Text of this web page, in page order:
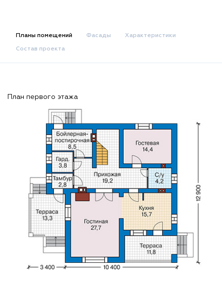
Планы помещений Фасады Характеристики
Состав проекта
План первого этажа